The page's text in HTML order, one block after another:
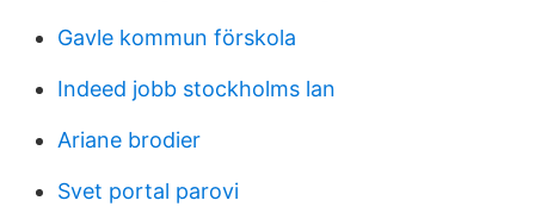
Gavle kommun förskola
Indeed jobb stockholms lan
Ariane brodier
Svet portal parovi